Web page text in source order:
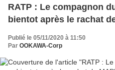
RATP : Le compagnon
bientot après le rachat
Publié le 05/11/2020 à 11:50
Par OOKAWA-Corp